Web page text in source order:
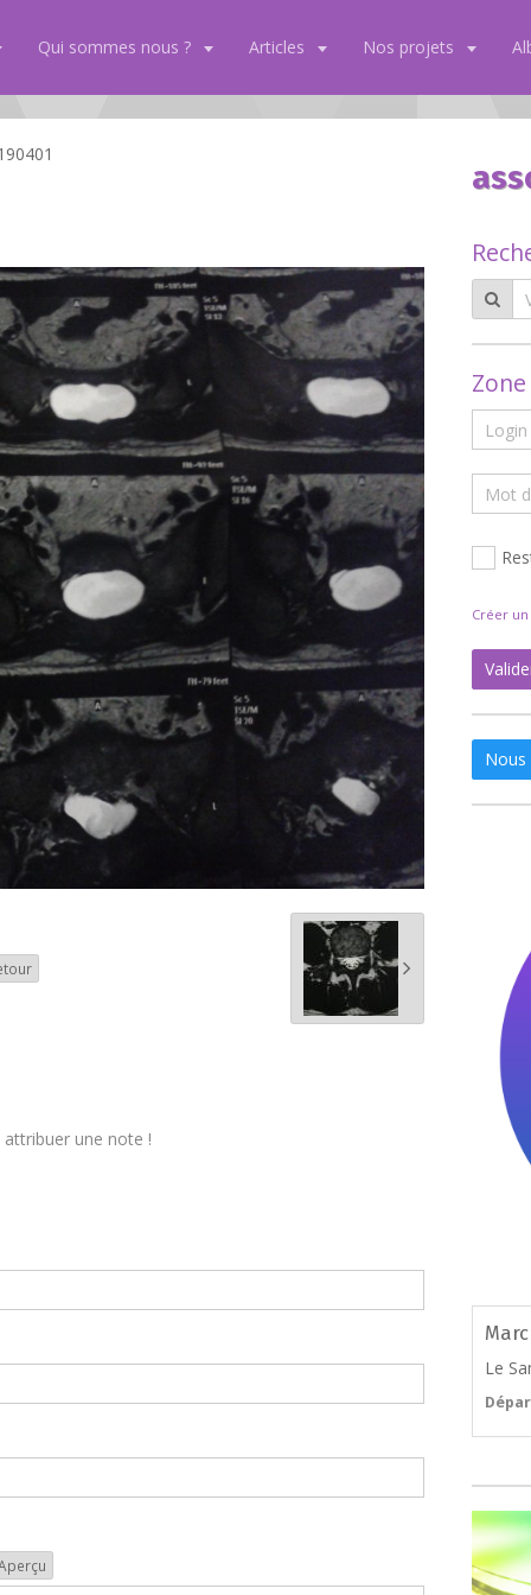
Qui sommes nous ? Articles Nos projets
une note !
Créer
Le